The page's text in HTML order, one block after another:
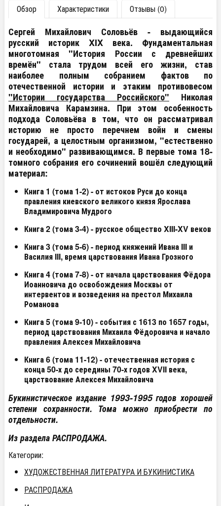
Обзор Характеристики Отзывы (0)
Сергей Михайлович Соловьёв - выдающийся
русский историк XIX века. Фундаментальная
многотомная "История России с древнейших
времён" стала трудом всей его жизни, став
наиболее полным собранием фактов по
отечественной истории и этаким противовесом
"Истории государства Российского" Николая
Михайловича Карамзина. При этом особенность
подхода Соловьёва в том, что он рассматривал
историю не просто перечнем войн и смены
государей, а целостным организмом, "естественно
и необходимо" развивающимся. В первые тома 18-
томного собрания его сочинений вошёл следующий
материал:
Книга 1 (тома 1-2) - от истоков Руси до конца
правления киевского великого князя Ярослава
Владимировича Мудрого
Книга 2 (тома 3-4) - русское общество XIII-XV веков
Книга 3 (тома 5-6) - период княжений Ивана III и
Василия III, время царствования Ивана Грозного
Книга 4 (тома 7-8) - от начала царствования Фёдора
Иоанновича до освобождения Москвы от
интервентов и возведения на престол Михаила
Романова
Книга 5 (тома 9-10) - события с 1613 по 1657 годы,
период царствования Михаила Фёдоровича и начало
правления Алексея Михайловича
Книга 6 (тома 11-12) - отечественная история с
конца 50-х до середины 70-х годов XVII века,
царствование Алексея Михайловича
Букинистическое издание 1993-1995 годов хорошей
степени сохранности. Тома можно приобрести по
отдельности.
Из раздела РАСПРОДАЖА.
Категории:
ХУДОЖЕСТВЕННАЯ ЛИТЕРАТУРА И БУКИНИСТИКА
РАСПРОДАЖА